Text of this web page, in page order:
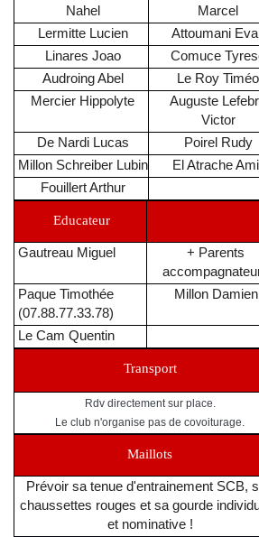
Nahel
Marcel
Lermitte Lucien
Attoumani
Linares Joao
Comuce
Audroing Abel
Le Roy Timéo
Mercier Hippolyte
Auguste
Victor
De Nardi Lucas
Poirel Rudy
Millon Schreiber Lubin
El Atrache
Fouillert Arthur
Educateur
Gautreau Miguel
+ Parents
Paque Timothée
(07.88.77.33.78)
Millon Damien
Le Cam Quentin
Transport
Rdv directement sur place.
Le club n'organise pas de covoiturage.
Maillots
Prévoir sa tenue d'entrainement SCB,
chaussettes rouges et sa gourde
et nominative !